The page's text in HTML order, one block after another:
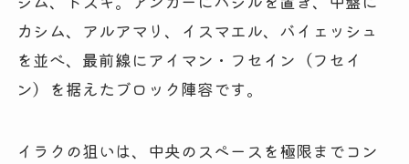
カシム、アルアマリ、イスマエル、バイェッシュ
を並べ、最前線にアイマン・フセイン（フセイ
ン）を据えたブロック陣容です。
イラクの狙いは、中央のスペースを極限までコン